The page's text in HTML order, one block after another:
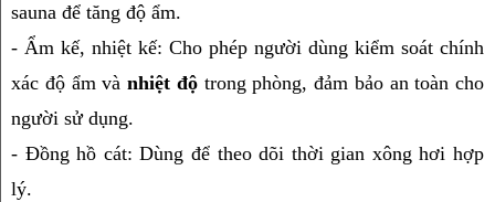
sauna để tăng độ ẩm.
- Ẩm kế, nhiệt kế: Cho phép người dùng kiểm soát chính
xác độ ẩm và nhiệt độ trong phòng, đảm bảo an toàn cho
người sử dụng.
- Đồng hồ cát: Dùng để theo dõi thời gian xông hơi hợp
lý.